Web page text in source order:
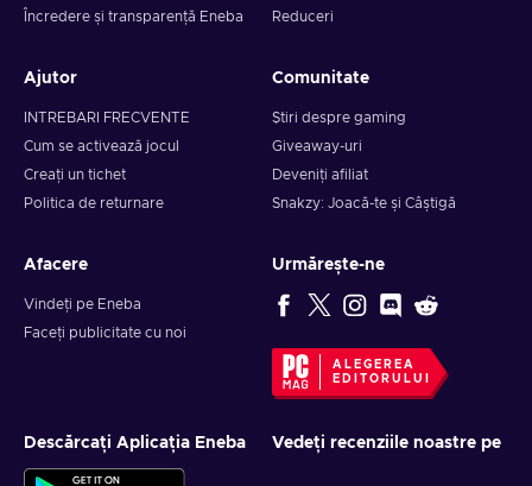
Încredere și transparență Eneba
Reduceri
Ajutor
INTREBARI FRECVENTE
Cum se activează jocul
Creați un tichet
Politica de returnare
Comunitate
Știri despre gaming
Giveaway-uri
Deveniți afiliat
Snakzy: Joacă-te și Câștigă
Afacere
Vindeți pe Eneba
Faceți publicitate cu noi
Urmărește-ne
ALEGEREA
EDITORULUI
Descărcați Aplicația Eneba Vedeți recenziile noastre pe